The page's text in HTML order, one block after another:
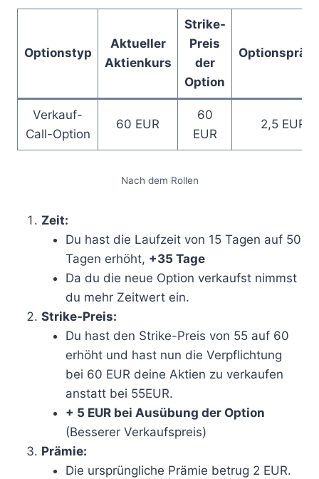
Optionstyp
Aktueller
Aktienkurs
Strike-
Preis
der
Option
Verkauf-
Call-Option
60 EUR
60
EUR
2,5 EUR
Nach dem Rollen
Zeit:
Du hast die Laufzeit von 15 Tagen auf 50
Tagen erhöht, +35 Tage
Da du die neue Option verkaufst nimmst
du mehr Zeitwert ein.
Strike-Preis:
Du hast den Strike-Preis von 55 auf 60
erhöht und hast nun die Verpflichtung
bei 60 EUR deine Aktien zu verkaufen
anstatt bei 55EUR.
+ 5 EUR bei Ausübung der Option
(Besserer Verkaufspreis)
Prämie:
Die ursprüngliche Prämie betrug 2 EUR.